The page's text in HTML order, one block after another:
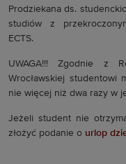
Prodziekana ds.
studiów z
ECTS.
UWAGA!!! Zgodnie z
Wrocławskiej studentowi
nie więcej niż dwa razy w
Jeżeli student nie
złożyć podanie o urlop